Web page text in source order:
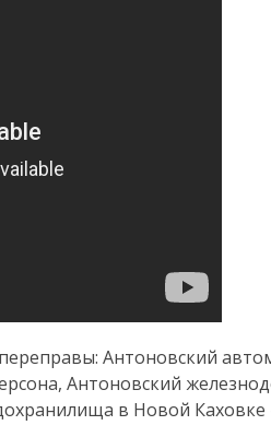
Антоновский
Антоновский
в Новой